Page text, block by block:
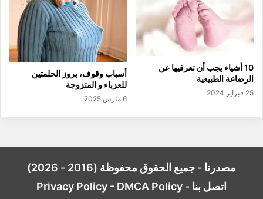
10 أشياء يجب أن تعرفيها عن
الرضاعة الطبيعية
25 فبراير 2024
أسباب وقوف، بروز الحلمتين
للعزباء و المتزوجة
6 مارس 2025
مصدرنا - جميع الحقوق محفوظة (2016 - 2026)
اتصل بنا -
Privacy Policy - DMCA Policy